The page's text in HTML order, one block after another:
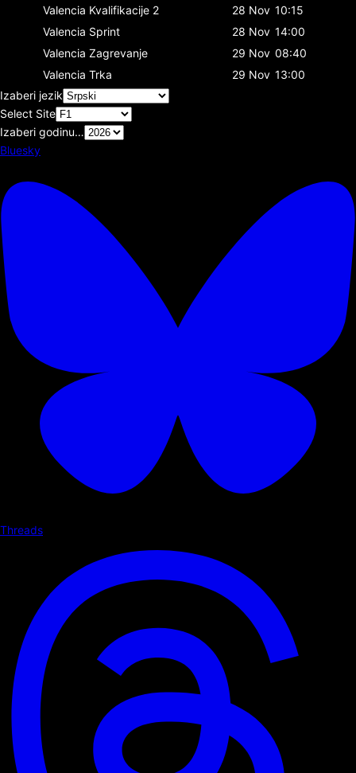
Valencia Kvalifikacije 2 28 Nov 10:15
Valencia Sprint 28 Nov 14:00
Valencia Zagrevanje 29 Nov 08:40
Valencia Trka 29 Nov 13:00
Izaberi jezik
Select Site
Izaberi godinu…
Bluesky
Threads